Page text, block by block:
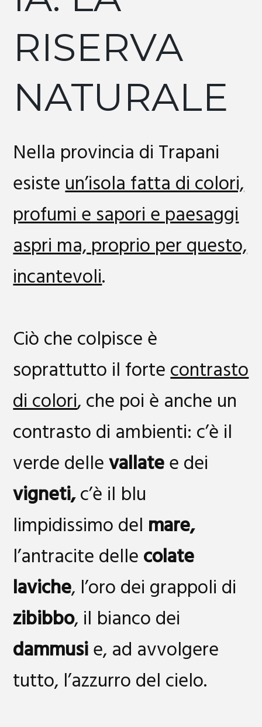
RISERVA
NATURALE
Nella provincia di Trapani
esisteun’isola fatta di colori,
profumi e sapori e paesaggi
aspri ma, proprio per questo,
incantevoli.
Ciò che colpisce è
soprattutto il fortecontrasto
di colori, che poi è anche un
contrasto di ambienti: c’è il
verde dellevallatee dei
vigneti,c’è il blu
limpidissimo del mare,
l’antracite dellecolate
laviche, l’oro dei grappoli di
zibibbo, il bianco dei
dammusie, ad avvolgere
tutto, l’azzurro del cielo.